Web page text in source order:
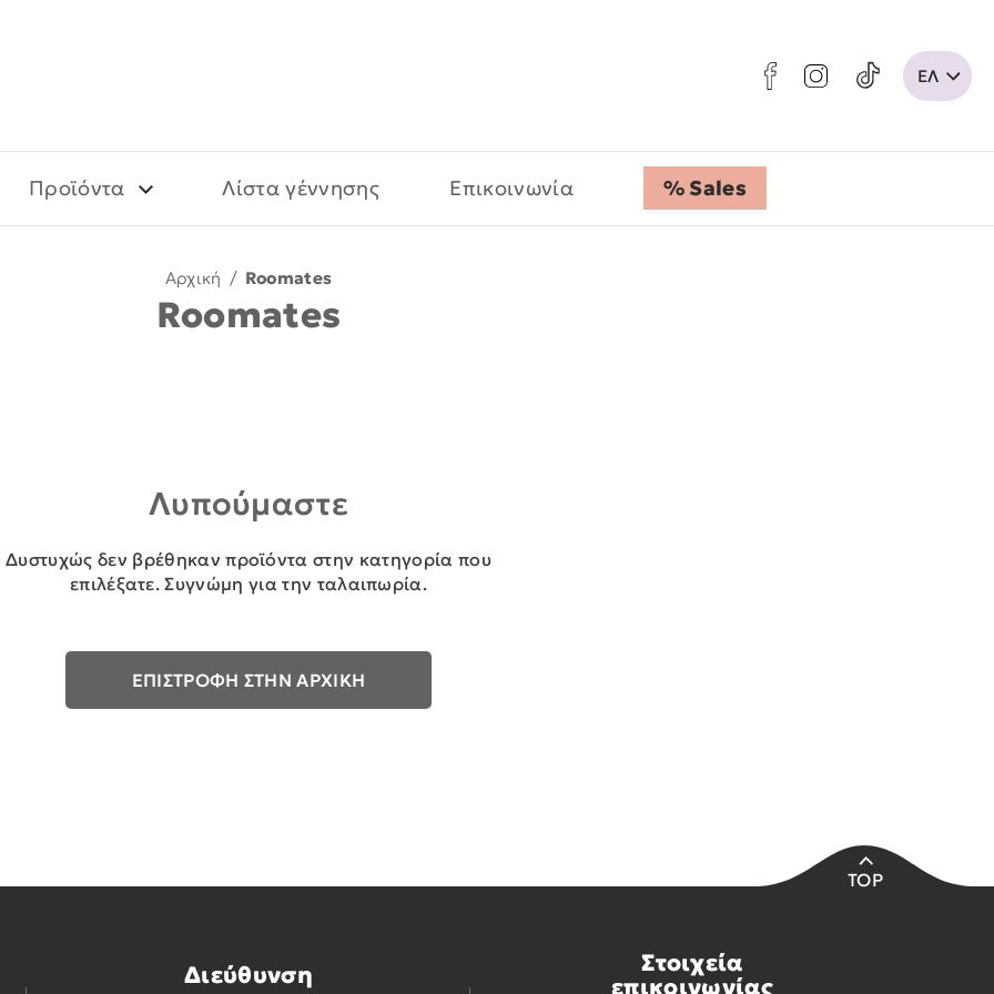
Προϊόντα Λίστα γέννησης Επικοινωνία % Sales
Αρχική / Roomates
Roomates
Λυπούμαστε
Δυστυχώς δεν βρέθηκαν προϊόντα στην κατηγορία που
επιλέξατε. Συγνώμη για την ταλαιπωρία.
ΕΠΙΣΤΡΟΦΗ ΣΤΗΝ ΑΡΧΙΚΗ
TOP
Διεύθυνση
Στοιχεία
επικοινωνίας